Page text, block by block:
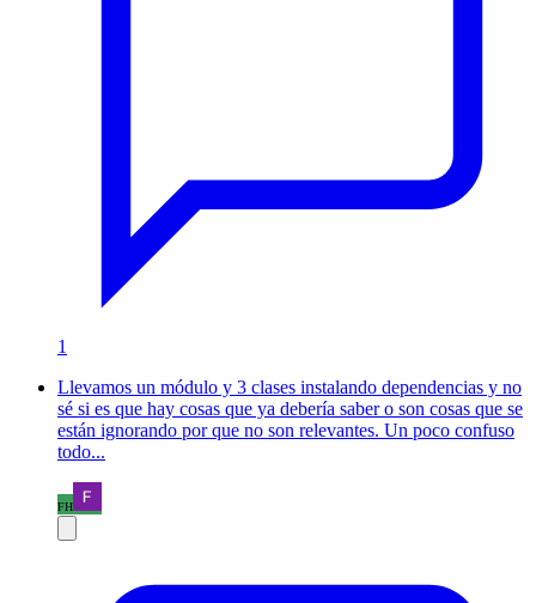
1
Llevamos un módulo y 3 clases instalando dependencias y no
sé si es que hay cosas que ya debería saber o son cosas que se
están ignorando por que no son relevantes. Un poco confuso
todo...
FH